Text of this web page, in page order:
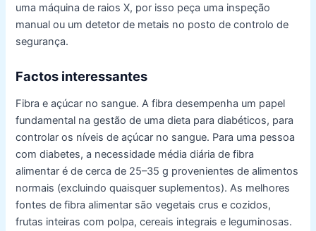
uma máquina de raios X, por isso peça uma inspeção
manual ou um detetor de metais no posto de controlo de
segurança.
Factos interessantes
Fibra e açúcar no sangue. A fibra desempenha um papel
fundamental na gestão de uma dieta para diabéticos, para
controlar os níveis de açúcar no sangue. Para uma pessoa
com diabetes, a necessidade média diária de fibra
alimentar é de cerca de 25–35 g provenientes de alimentos
normais (excluindo quaisquer suplementos). As melhores
fontes de fibra alimentar são vegetais crus e cozidos,
frutas inteiras com polpa, cereais integrais e leguminosas.